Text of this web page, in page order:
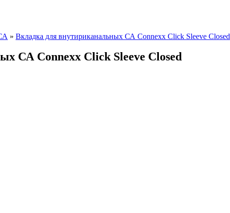
» Вкладка для внутириканальных СА Connexx Click Sleeve Closed
СА Connexx Click Sleeve Closed